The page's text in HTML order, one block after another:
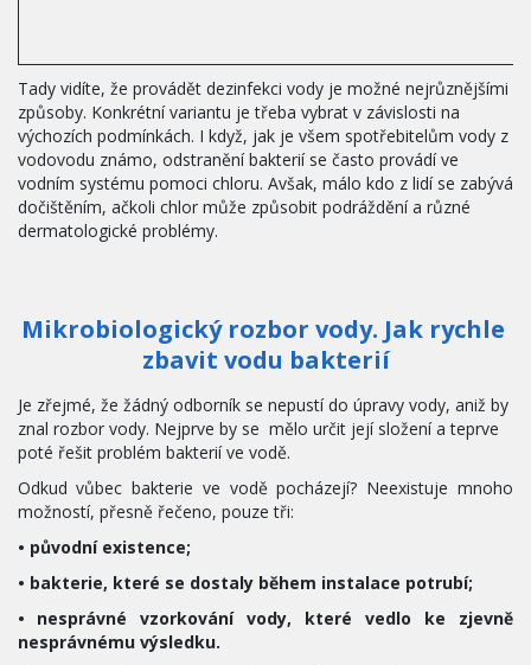
Tady vidíte, že provádět dezinfekci vody je možné nejrůznějšími
způsoby. Konkrétní variantu je třeba vybrat v závislosti na
výchozích podmínkách. I když, jak je všem spotřebitelům vody z
vodovodu známo, odstranění bakterií se často provádí ve
vodním systému pomoci chloru. Avšak, málo kdo z lidí se zabývá
dočištěním, ačkoli chlor může způsobit podráždění a různé
dermatologické problémy.
Mikrobiologický rozbor vody. Jak rychle
zbavit vodu bakterií
Je zřejmé, že žádný odborník se nepustí do úpravy vody, aniž by
znal rozbor vody. Nejprve by se  mělo určit její složení a teprve
poté řešit problém bakterií ve vodě.
Odkud vůbec bakterie ve vodě pocházejí? Neexistuje mnoho
možností, přesně řečeno, pouze tři:
• původní existence;
• bakterie, které se dostaly během instalace potrubí;
• nesprávné vzorkování vody, které vedlo ke zjevně
nesprávnému výsledku.